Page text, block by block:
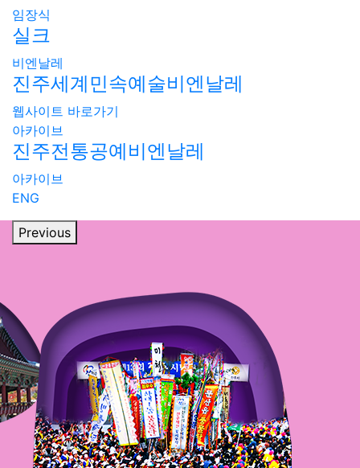
임장식
실크
비엔날레
진주세계민속예술비엔날레
웹사이트 바로가기
아카이브
진주전통공예비엔날레
아카이브
ENG
Previous